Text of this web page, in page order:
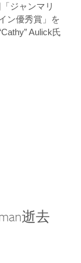
ジャンマリ
ン優秀賞」を
Aulick氏
逝去